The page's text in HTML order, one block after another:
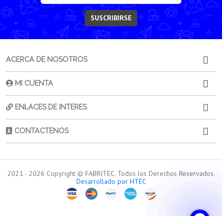
SUSCRIBIRSE
ACERCA DE NOSOTROS
MI CUENTA
ENLACES DE INTERES
CONTACTENOS
2021 - 2026 Copyright © FABRITEC. Todos los Derechos Reservados.
Desarrollado por HTEC